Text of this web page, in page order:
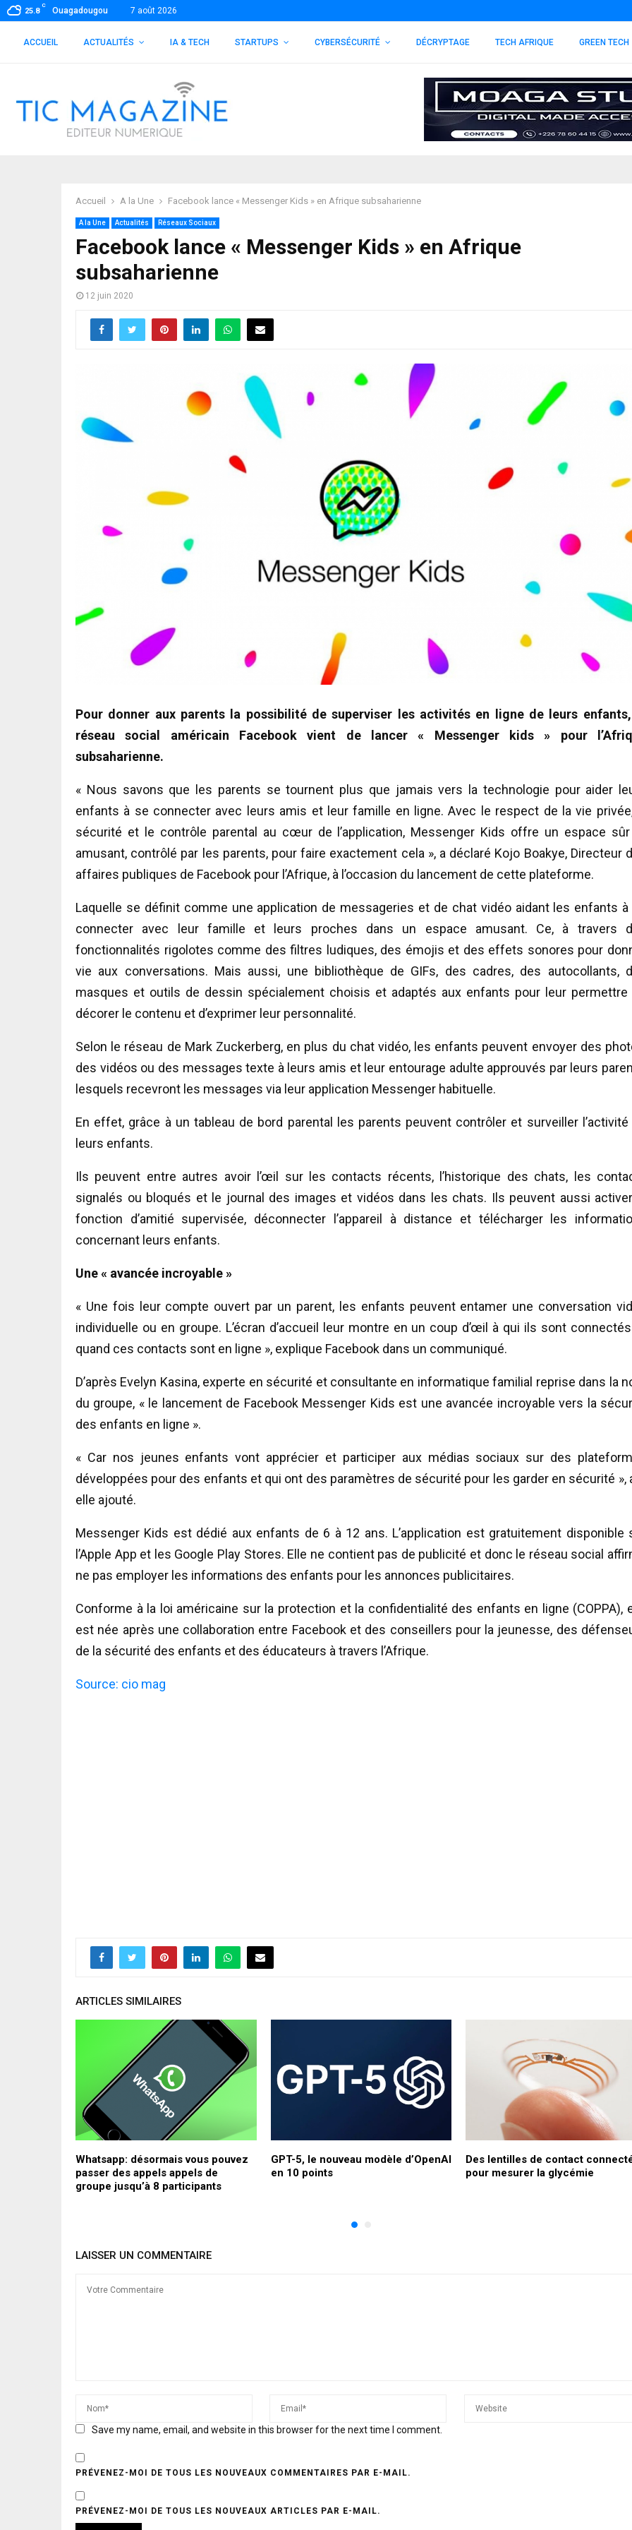
25.8
C
Ouagadougou 7 août 2026
ACCUEIL ACTUALITÉS IA & TECH STARTUPS CYBERSÉCURITÉ DÉCRYPTAGE TECH AFRIQUE GREEN TECH
Accueil A la Une Facebook lance « Messenger Kids » en Afrique subsaharienne
A la Une Actualités Réseaux Sociaux
Facebook lance « Messenger Kids » en Afrique
subsaharienne
12 juin 2020
Pour donner aux parents la possibilité de superviser les activités en ligne de leurs
réseau social américain Facebook vient de lancer « Messenger kids » pour
subsaharienne.
« Nous savons que les parents se tournent plus que jamais vers la technologie pour aider
enfants à se connecter avec leurs amis et leur famille en ligne. Avec le respect de la vie
sécurité et le contrôle parental au cœur de l’application, Messenger Kids offre un espace
amusant, contrôlé par les parents, pour faire exactement cela », a déclaré Kojo Boakye, Directeur
affaires publiques de Facebook pour l’Afrique, à l’occasion du lancement de cette plateforme.
Laquelle se définit comme une application de messageries et de chat vidéo aidant les enfants à
connecter avec leur famille et leurs proches dans un espace amusant. Ce, à travers
fonctionnalités rigolotes comme des filtres ludiques, des émojis et des effets sonores pour
vie aux conversations. Mais aussi, une bibliothèque de GIFs, des cadres, des autocollants,
masques et outils de dessin spécialement choisis et adaptés aux enfants pour leur permettre
décorer le contenu et d’exprimer leur personnalité.
Selon le réseau de Mark Zuckerberg, en plus du chat vidéo, les enfants peuvent envoyer des
des vidéos ou des messages texte à leurs amis et leur entourage adulte approuvés par leurs
lesquels recevront les messages via leur application Messenger habituelle.
En effet, grâce à un tableau de bord parental les parents peuvent contrôler et surveiller l’activité
leurs enfants.
Ils peuvent entre autres avoir l’œil sur les contacts récents, l’historique des chats, les
signalés ou bloqués et le journal des images et vidéos dans les chats. Ils peuvent aussi
fonction d’amitié supervisée, déconnecter l’appareil à distance et télécharger les
concernant leurs enfants.
Une « avancée incroyable »
« Une fois leur compte ouvert par un parent, les enfants peuvent entamer une conversation
individuelle ou en groupe. L’écran d’accueil leur montre en un coup d’œil à qui ils sont
quand ces contacts sont en ligne », explique Facebook dans un communiqué.
D’après Evelyn Kasina, experte en sécurité et consultante en informatique familial reprise dans la
du groupe, « le lancement de Facebook Messenger Kids est une avancée incroyable vers la
des enfants en ligne ».
« Car nos jeunes enfants vont apprécier et participer aux médias sociaux sur des
développées pour des enfants et qui ont des paramètres de sécurité pour les garder en sécurité »,
elle ajouté.
Messenger Kids est dédié aux enfants de 6 à 12 ans. L’application est gratuitement disponible
l’Apple App et les Google Play Stores. Elle ne contient pas de publicité et donc le réseau social
ne pas employer les informations des enfants pour les annonces publicitaires.
Conforme à la loi américaine sur la protection et la confidentialité des enfants en ligne (COPPA),
est née après une collaboration entre Facebook et des conseillers pour la jeunesse, des
de la sécurité des enfants et des éducateurs à travers l’Afrique.
Source: cio mag
ARTICLES SIMILAIRES
Whatsapp: désormais vous pouvez
passer des appels appels de
groupe jusqu’à 8 participants
GPT-5, le nouveau modèle d’OpenAI
en 10 points
Des lentilles de contact
pour mesurer la glycémie
LAISSER UN COMMENTAIRE
Save my name, email, and website in this browser for the next time I comment.
PRÉVENEZ-MOI DE TOUS LES NOUVEAUX COMMENTAIRES PAR E-MAIL.
PRÉVENEZ-MOI DE TOUS LES NOUVEAUX ARTICLES PAR E-MAIL.